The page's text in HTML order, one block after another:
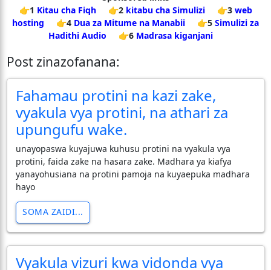
👉1 Kitau cha Fiqh 👉2 kitabu cha Simulizi 👉3 web
hosting
👉4 Dua za Mitume na Manabii 👉5 Simulizi za
Hadithi Audio
👉6 Madrasa kiganjani
Post zinazofanana:
Fahamau protini na kazi zake,
vyakula vya protini, na athari za
upungufu wake.
unayopaswa kuyajuwa kuhusu protini na vyakula vya
protini, faida zake na hasara zake. Madhara ya kiafya
yanayohusiana na protini pamoja na kuyaepuka madhara
hayo
SOMA ZAIDI...
Vyakula vizuri kwa vidonda vya